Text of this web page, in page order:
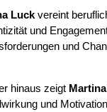
Luck vereint
und
und
hinaus zeigt
und